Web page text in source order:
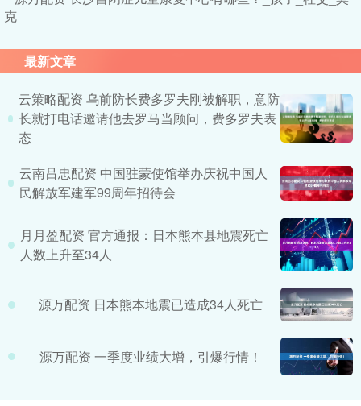
克
最新文章
云策略配资 乌前防长费多罗夫刚被解职，意防
长就打电话邀请他去罗马当顾问，费多罗夫表
态
云南吕忠配资 中国驻蒙使馆举办庆祝中国人
民解放军建军99周年招待会
月月盈配资 官方通报：日本熊本县地震死亡
人数上升至34人
源万配资 日本熊本地震已造成34人死亡
源万配资 一季度业绩大增，引爆行情！